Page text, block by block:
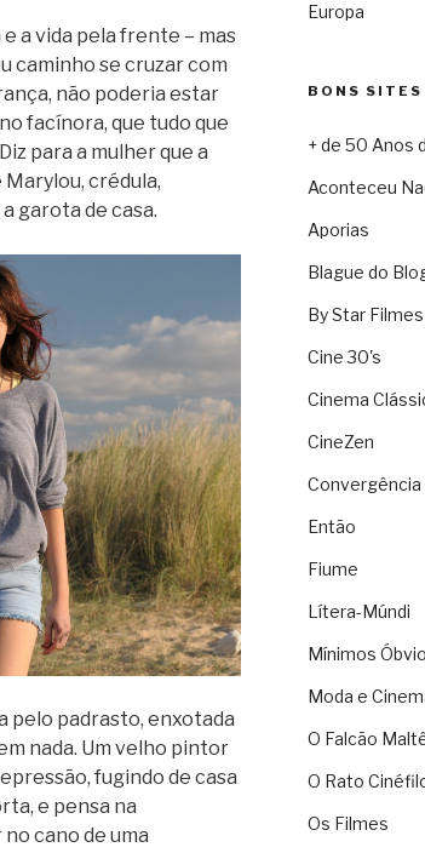
a vida pela frente – mas
caminho se cruzar com
não poderia estar
facínora, que tudo que
para a mulher que a
crédula,
garota de casa.
pelo padrasto, enxotada
nada. Um velho pintor
fugindo de casa
e pensa na
cano de uma
Europa
BONS SITES
+ de 50 Anos
Aconteceu
Aporias
Blague do
By Star Filmes
Cine 30's
Cinema
CineZen
Convergência
Então
Fiume
Lítera-Múndi
Mínimos
Moda e
O Falcão
O Rato
Os Filmes